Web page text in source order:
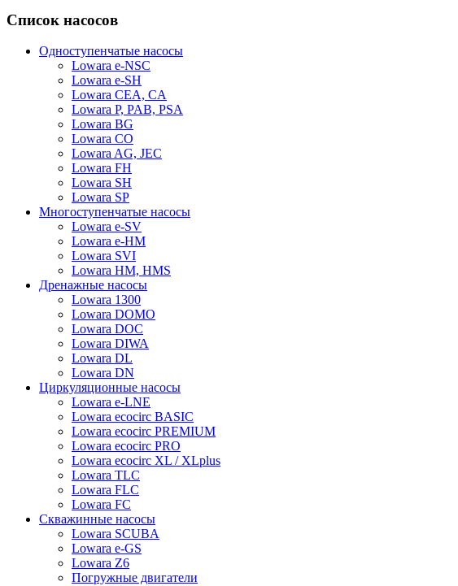
Список насосов
Одноступенчатые насосы
Lowara e-NSC
Lowara e-SH
Lowara CEA, CA
Lowara P, PAB, PSA
Lowara BG
Lowara CO
Lowara AG, JEC
Lowara FH
Lowara SH
Lowara SP
Многоступенчатые насосы
Lowara e-SV
Lowara e-HM
Lowara SVI
Lowara HM, HMS
Дренажные насосы
Lowara 1300
Lowara DOMO
Lowara DOC
Lowara DIWA
Lowara DL
Lowara DN
Циркуляционные насосы
Lowara e-LNE
Lowara ecocirc BASIC
Lowara ecocirc PREMIUM
Lowara ecocirc PRO
Lowara ecocirc XL / XLplus
Lowara TLC
Lowara FLC
Lowara FC
Скважинные насосы
Lowara SCUBA
Lowara e-GS
Lowara Z6
Погружные двигатели